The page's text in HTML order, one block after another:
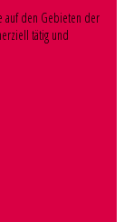
auf den Gebieten der
tätig und